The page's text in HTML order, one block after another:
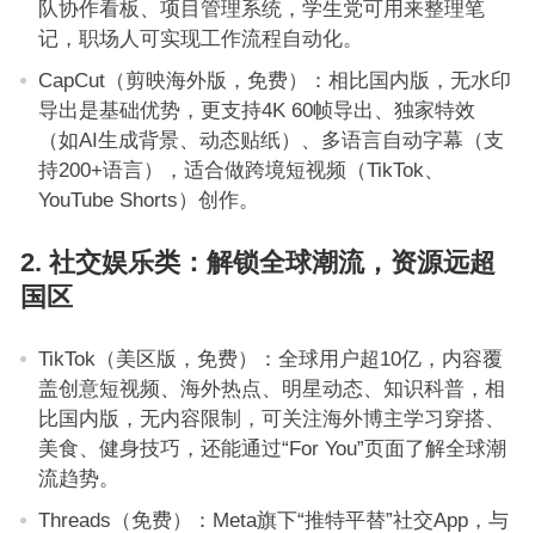
队协作看板、项目管理系统，学生党可用来整理笔
记，职场人可实现工作流程自动化。
CapCut（剪映海外版，免费）：相比国内版，无水印
导出是基础优势，更支持4K 60帧导出、独家特效
（如AI生成背景、动态贴纸）、多语言自动字幕（支
持200+语言），适合做跨境短视频（TikTok、
YouTube Shorts）创作。
2. 社交娱乐类：解锁全球潮流，资源远超
国区
TikTok（美区版，免费）：全球用户超10亿，内容覆
盖创意短视频、海外热点、明星动态、知识科普，相
比国内版，无内容限制，可关注海外博主学习穿搭、
美食、健身技巧，还能通过“For You”页面了解全球潮
流趋势。
Threads（免费）：Meta旗下“推特平替”社交App，与